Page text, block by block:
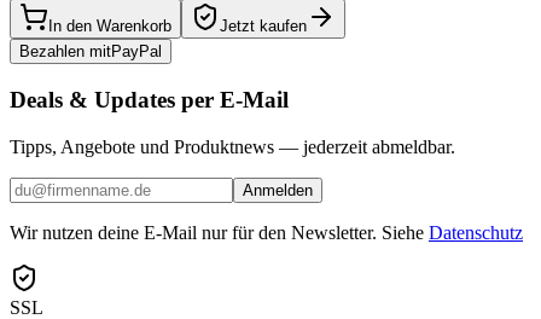
In den Warenkorb
Jetzt kaufen
Bezahlen mitPayPal
Deals & Updates per E-Mail
Tipps, Angebote und Produktnews — jederzeit abmeldbar.
Anmelden
Wir nutzen deine E-Mail nur für den Newsletter. Siehe Datenschutz
SSL